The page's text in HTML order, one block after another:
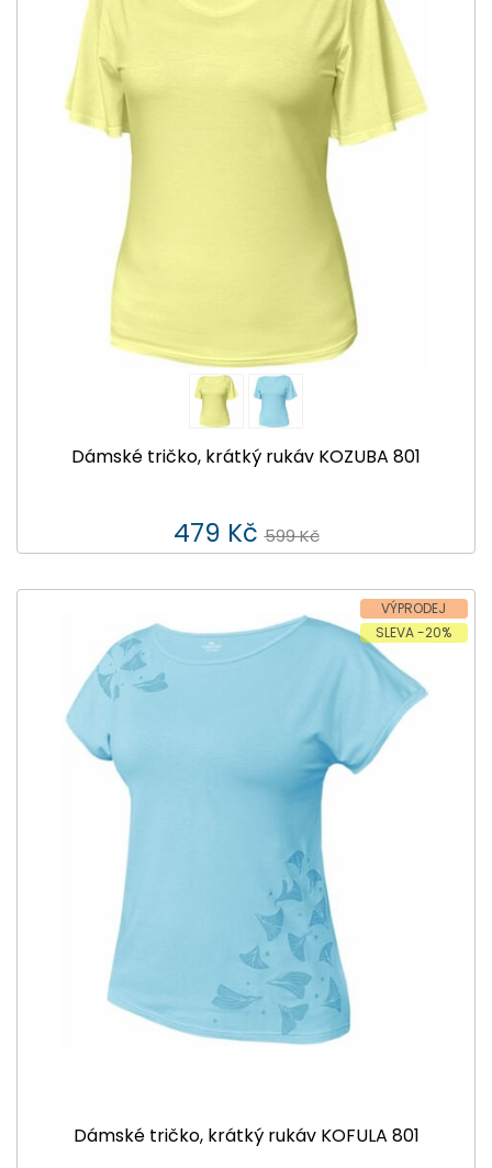
Dámské tričko, krátký rukáv KOZUBA 801
479 Kč 599 Kč
VÝPRODEJ
SLEVA -20%
Dámské tričko, krátký rukáv KOFULA 801